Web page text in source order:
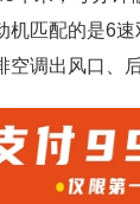
机匹配的是6
空调出风口、